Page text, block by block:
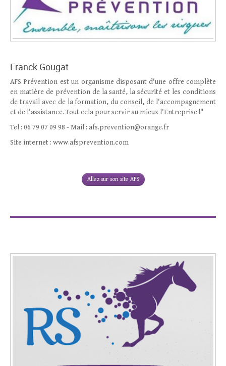
Franck Gougat
AFS Prévention est un organisme disposant d'une offre complète
en matière de prévention de la santé, la sécurité et les conditions
de travail avec de la formation, du conseil, de l'accompagnement
et de l'assistance. Tout cela pour servir au mieux l'Entreprise !"
Tel : 06 79 07 09 98 - Mail : afs.prevention@orange.fr
Site internet : www.afsprevention.com
Allez sur son site AFS